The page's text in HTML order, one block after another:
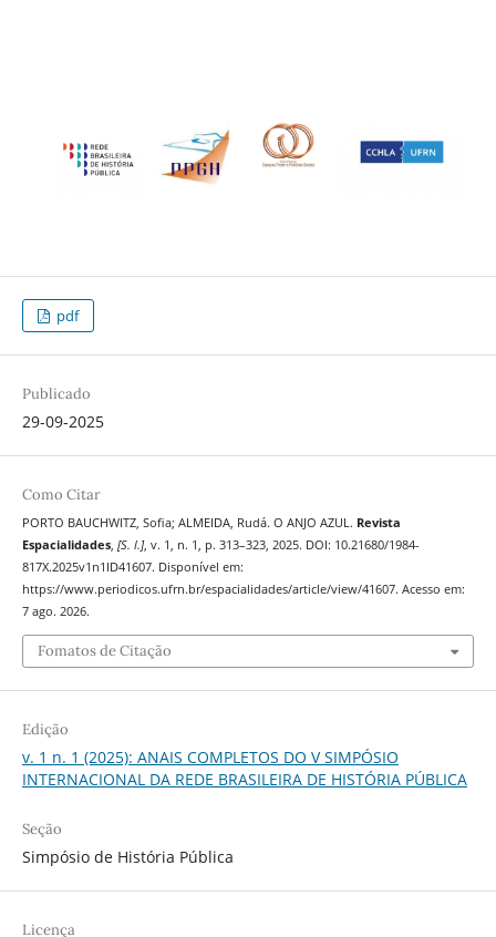
pdf
Publicado
29-09-2025
Como Citar
PORTO BAUCHWITZ, Sofia; ALMEIDA, Rudá. O ANJO AZUL. Revista
Espacialidades, [S. l.], v. 1, n. 1, p. 313–323, 2025. DOI: 10.21680/1984-
817X.2025v1n1ID41607. Disponível em:
https://www.periodicos.ufrn.br/espacialidades/article/view/41607. Acesso em:
7 ago. 2026.
Fomatos de Citação
Edição
v. 1 n. 1 (2025): ANAIS COMPLETOS DO V SIMPÓSIO
INTERNACIONAL DA REDE BRASILEIRA DE HISTÓRIA PÚBLICA
Seção
Simpósio de História Pública
Licença